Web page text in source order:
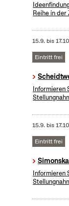
Reihe in
15.9. bis
Eintritt frei
Informieren
15.9. bis
Eintritt frei
Informieren